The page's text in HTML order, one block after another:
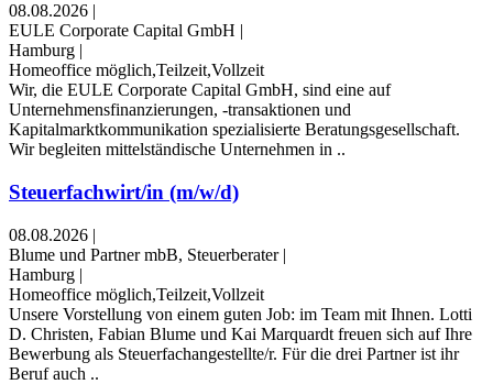
08.08.2026 |
EULE Corporate Capital GmbH |
Hamburg |
Homeoffice möglich,Teilzeit,Vollzeit
Wir, die EULE Corporate Capital GmbH, sind eine auf
Unternehmensfinanzierungen, -transaktionen und
Kapitalmarktkommunikation spezialisierte Beratungsgesellschaft.
Wir begleiten mittelständische Unternehmen in ..
Steuerfachwirt/in (m/w/d)
08.08.2026 |
Blume und Partner mbB, Steuerberater |
Hamburg |
Homeoffice möglich,Teilzeit,Vollzeit
Unsere Vorstellung von einem guten Job: im Team mit Ihnen. Lotti
D. Christen, Fabian Blume und Kai Marquardt freuen sich auf Ihre
Bewerbung als Steuerfachangestellte/r. Für die drei Partner ist ihr
Beruf auch ..